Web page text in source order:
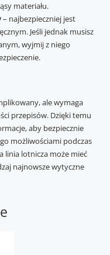
materiału.
– najbezpieczniej jest
Jeśli jednak musisz
wyjmij z niego
ale wymaga
przepisów. Dzięki temu
aby bezpiecznie
możliwościami podczas
linia lotnicza może mieć
najnowsze wytyczne